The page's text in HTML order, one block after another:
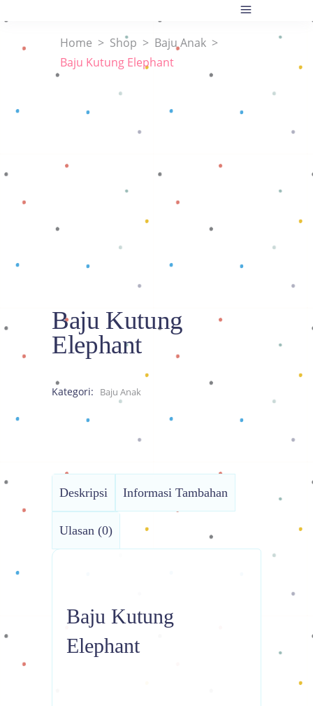
Home > Shop > Baju Anak >
Baju Kutung Elephant
Baju Kutung
Elephant
Kategori: Baju Anak
Deskripsi Informasi Tambahan
Ulasan (0)
Baju Kutung
Elephant